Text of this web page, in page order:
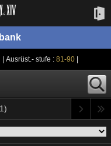
| Ausrüst.- stufe :81-90